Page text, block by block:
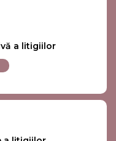
a litigiilor